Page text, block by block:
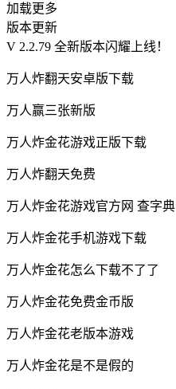
加载更多
版本更新
V 2.2.79 全新版本闪耀上线！
万人炸翻天安卓版下载
万人赢三张新版
万人炸金花游戏正版下载
万人炸翻天免费
万人炸金花游戏官方网 查字典
万人炸金花手机游戏下载
万人炸金花怎么下载不了了
万人炸金花免费金币版
万人炸金花老版本游戏
万人炸金花是不是假的